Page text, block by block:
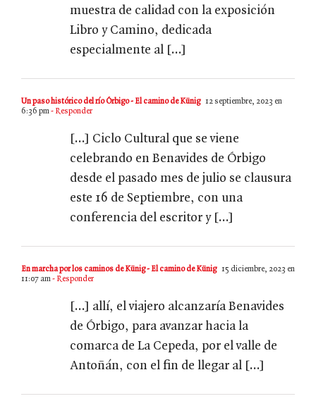
muestra de calidad con la exposición
Libro y Camino, dedicada
especialmente al […]
Un paso histórico del río Órbigo - El camino de Künig 12 septiembre, 2023 en
6:36 pm- Responder
[…] Ciclo Cultural que se viene
celebrando en Benavides de Órbigo
desde el pasado mes de julio se clausura
este 16 de Septiembre, con una
conferencia del escritor y […]
En marcha por los caminos de Künig - El camino de Künig 15 diciembre, 2023 en
11:07 am- Responder
[…] allí, el viajero alcanzaría Benavides
de Órbigo, para avanzar hacia la
comarca de La Cepeda, por el valle de
Antoñán, con el fin de llegar al […]